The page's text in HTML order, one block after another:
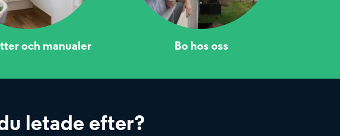
och manualer Bo hos oss
letade efter?